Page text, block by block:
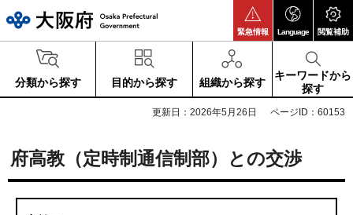
緊急情報 Language 閲覧補助
分類から探す 目的から探す 組織から探す
キーワードから
探す
更新日：2026年5月26日 ページID：60153
府高教（定時制通信制部）との交渉